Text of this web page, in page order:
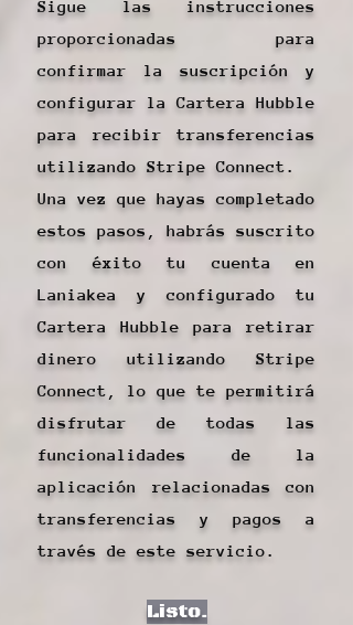
Sigue las instrucciones
proporcionadas para
confirmar la suscripción y
configurar la Cartera Hubble
para recibir transferencias
utilizando Stripe Connect.
Una vez que hayas completado
estos pasos, habrás suscrito
con éxito tu cuenta en
Laniakea y configurado tu
Cartera Hubble para retirar
dinero utilizando Stripe
Connect, lo que te permitirá
disfrutar de todas las
funcionalidades de la
aplicación relacionadas con
transferencias y pagos a
través de este servicio.
Listo.